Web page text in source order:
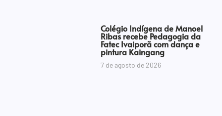
Colégio Indígena de Manoel
Ribas recebe Pedagogia da
Fatec Ivaiporã com dança e
pintura Kaingang
7 de agosto de 2026